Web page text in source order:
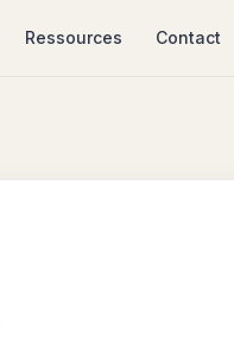
Ressources Contact